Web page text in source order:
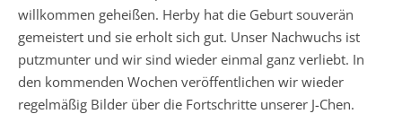
willkommen geheißen. Herby hat die Geburt souverän
gemeistert und sie erholt sich gut. Unser Nachwuchs ist
putzmunter und wir sind wieder einmal ganz verliebt. In
den kommenden Wochen veröffentlichen wir wieder
regelmäßig Bilder über die Fortschritte unserer J-Chen.